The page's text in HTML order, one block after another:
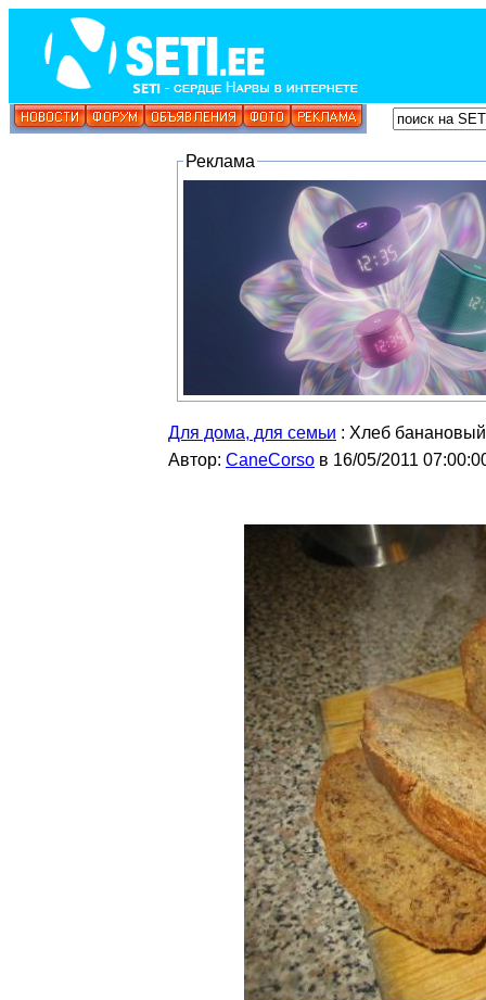
Реклама
Для дома, для семьи : Хлеб
Автор: CaneCorso в 16/05/2011